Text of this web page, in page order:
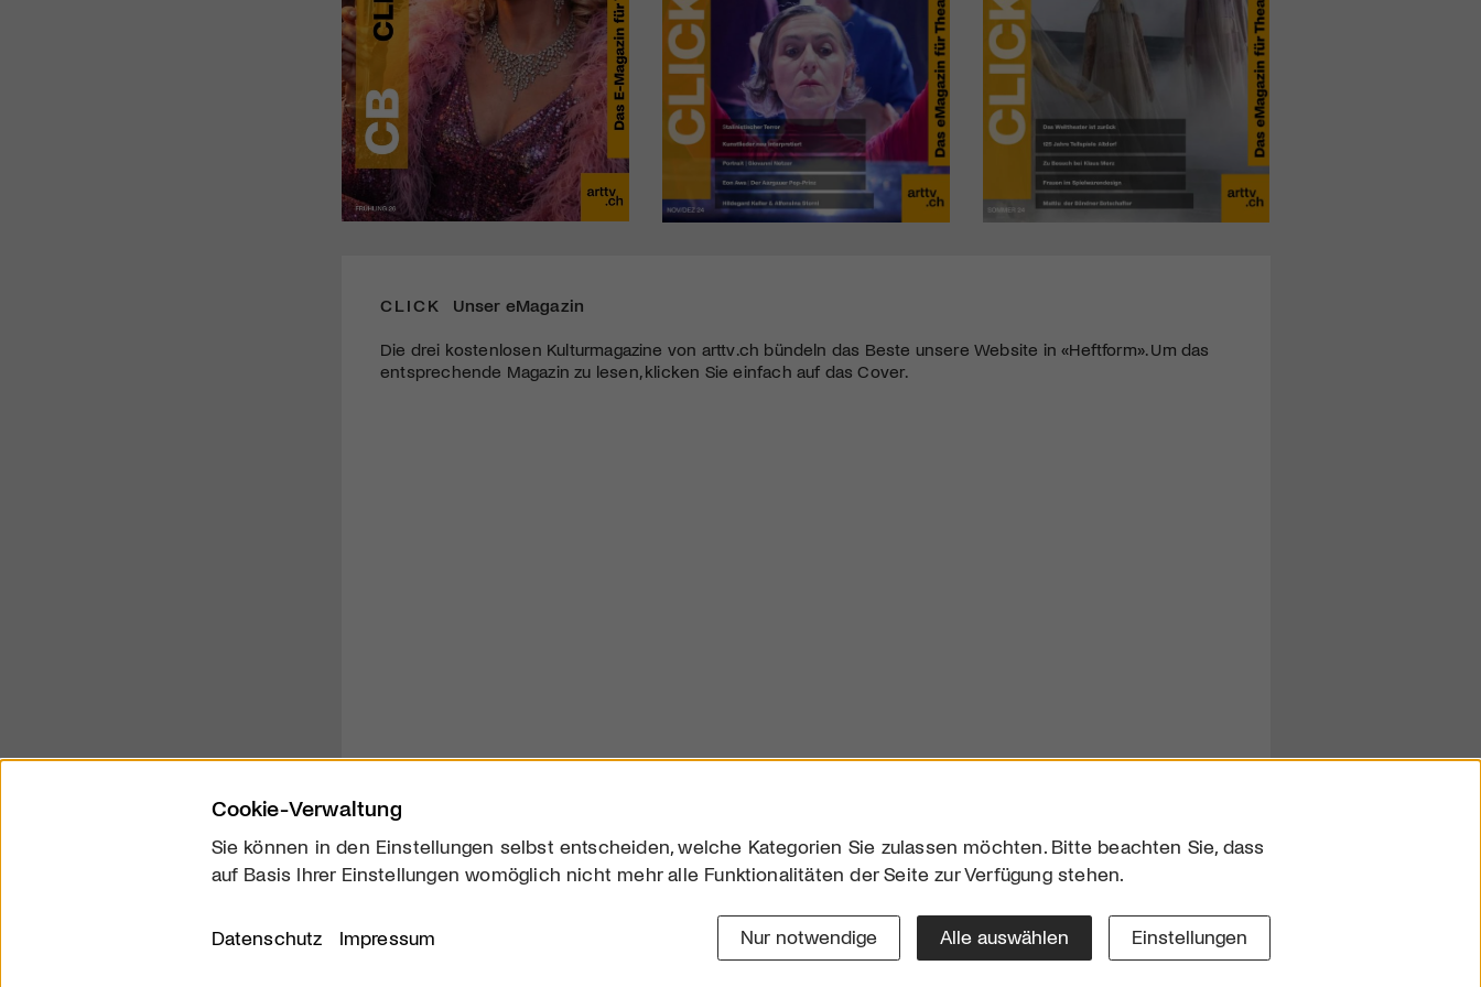
CLICK Unser eMagazin
Die drei kostenlosen Kulturmagazine von arttv.ch bündeln das Beste unsere Website in «Heftform». Um das
entsprechende Magazin zu lesen, klicken Sie einfach auf das Cover.
Über uns
Downloads
Impressum
Cookie-Verwaltung
Sie können in den Einstellungen selbst entscheiden, welche Kategorien Sie zulassen möchten. Bitte beachten Sie, dass
auf Basis Ihrer Einstellungen womöglich nicht mehr alle Funktionalitäten der Seite zur Verfügung stehen.
Datenschutz Impressum Nur notwendige Alle auswählen Einstellungen